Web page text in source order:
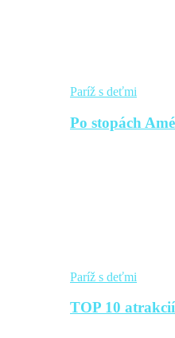
Paríž s deťmi
Po stopách
Paríž s deťmi
TOP 10